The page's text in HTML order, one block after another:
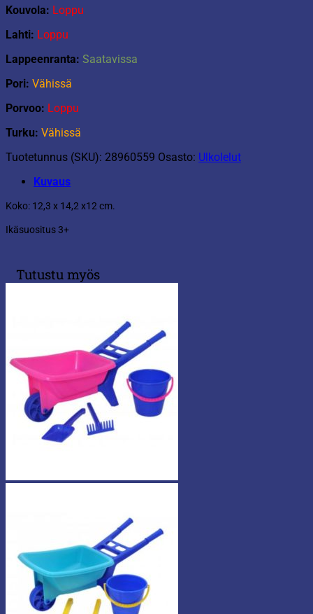
Kouvola: Loppu
Lahti: Loppu
Lappeenranta: Saatavissa
Pori: Vähissä
Porvoo: Loppu
Turku: Vähissä
Tuotetunnus (SKU): 28960559 Osasto: Ulkolelut
Kuvaus
Koko: 12,3 x 14,2 x12 cm.
Ikäsuositus 3+
Tutustu myös